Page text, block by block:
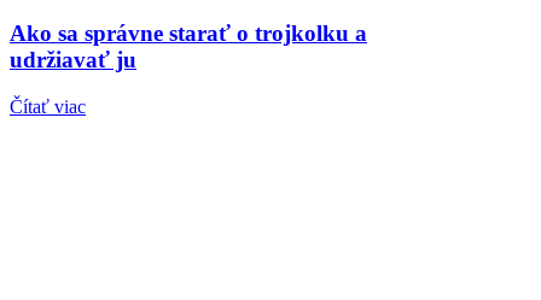
Ako sa správne starať o trojkolku a
udržiavať ju
Čítať viac